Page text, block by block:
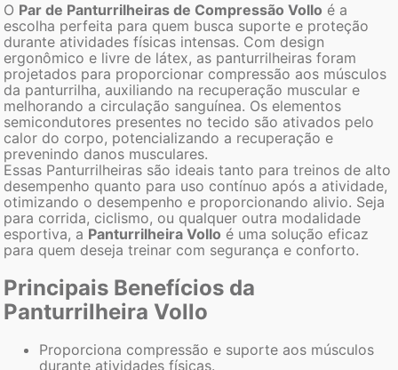
O Par de Panturrilheiras de Compressão Vollo é a
escolha perfeita para quem busca suporte e proteção
durante atividades físicas intensas. Com design
ergonômico e livre de látex, as panturrilheiras foram
projetados para proporcionar compressão aos músculos
da panturrilha, auxiliando na recuperação muscular e
melhorando a circulação sanguínea. Os elementos
semicondutores presentes no tecido são ativados pelo
calor do corpo, potencializando a recuperação e
prevenindo danos musculares.
Essas Panturrilheiras são ideais tanto para treinos de alto
desempenho quanto para uso contínuo após a atividade,
otimizando o desempenho e proporcionando alivio. Seja
para corrida, ciclismo, ou qualquer outra modalidade
esportiva, a Panturrilheira Vollo é uma solução eficaz
para quem deseja treinar com segurança e conforto.
Principais Benefícios da
Panturrilheira Vollo
Proporciona compressão e suporte aos músculos
durante atividades físicas.